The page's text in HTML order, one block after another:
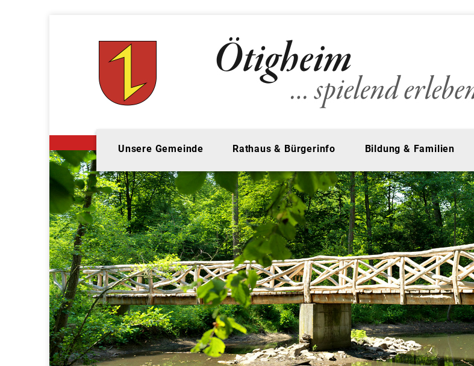
Unsere Gemeinde Rathaus & Bürgerinfo Bildung & Familien